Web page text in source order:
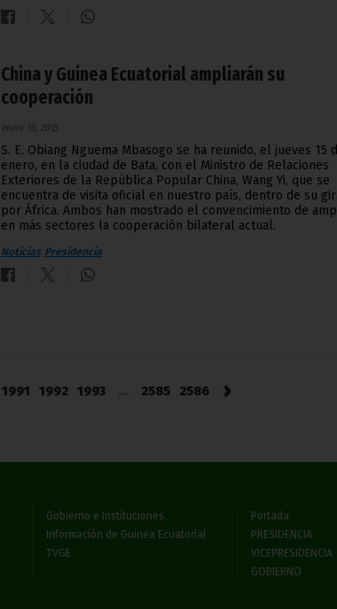
China y Guinea Ecuatorial ampliarán su
cooperación
enero 16, 2015
S. E. Obiang Nguema Mbasogo se ha reunido, el jueves 15
enero, en la ciudad de Bata, con el Ministro de Relaciones
Exteriores de la República Popular China, Wang Yi, que se
encuentra de visita oficial en nuestro país, dentro de su
por África. Ambos han mostrado el convencimiento de
en más sectores la cooperación bilateral actual.
Noticias Presidencia
1991 1992 1993 2585 2586 ›
Gobierno e Instituciones
Información de Guinea Ecuatorial
TVGE
Portada
PRESIDENCIA
VICEPRESIDENCIA
GOBIERNO